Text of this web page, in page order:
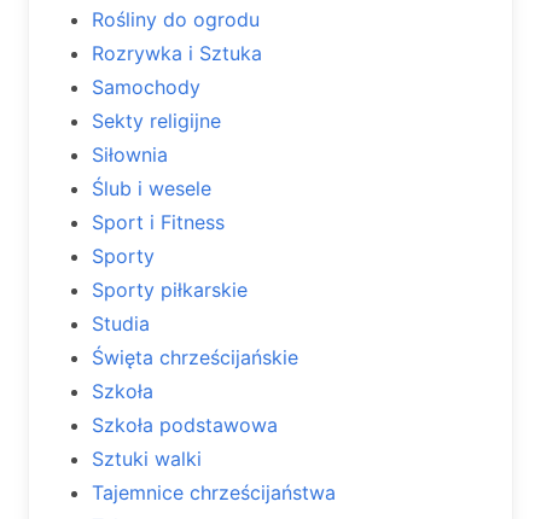
Rośliny do ogrodu
Rozrywka i Sztuka
Samochody
Sekty religijne
Siłownia
Ślub i wesele
Sport i Fitness
Sporty
Sporty piłkarskie
Studia
Święta chrześcijańskie
Szkoła
Szkoła podstawowa
Sztuki walki
Tajemnice chrześcijaństwa